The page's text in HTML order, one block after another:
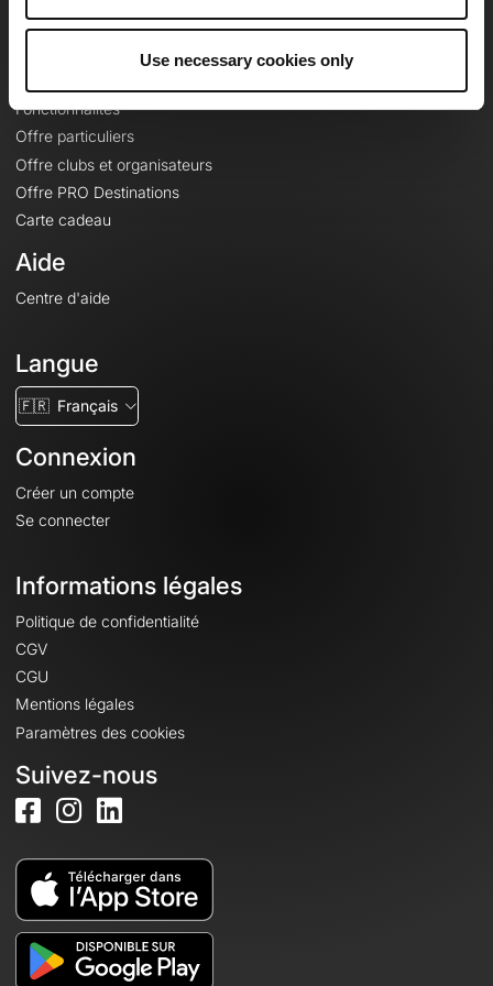
Use necessary cookies only
Fonctionnalités
Offre particuliers
Offre clubs et organisateurs
Offre PRO Destinations
Carte cadeau
Aide
Centre d'aide
Langue
🇫🇷 Français
Connexion
Créer un compte
Se connecter
Informations légales
Politique de confidentialité
CGV
CGU
Mentions légales
Paramètres des cookies
Suivez-nous